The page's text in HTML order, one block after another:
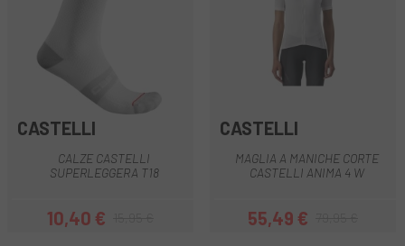
CASTELLI
CALZE CASTELLI
SUPERLEGGERA T18
Prezzo
10,40 €Prezzo base
CASTELLI
MAGLIA A MANICHE CORTE
CASTELLI ANIMA 4 W
Prezzo
55,49 €Prezzo base